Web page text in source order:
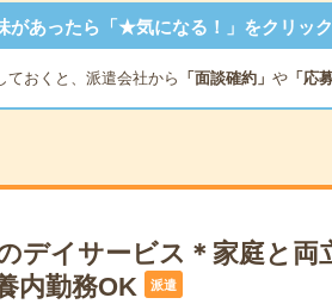
があったら「★気になる！」をクリック
ておくと、派遣会社から 「面談確約」 や「応
デイサービス＊家庭と両
内勤務OK
派遣